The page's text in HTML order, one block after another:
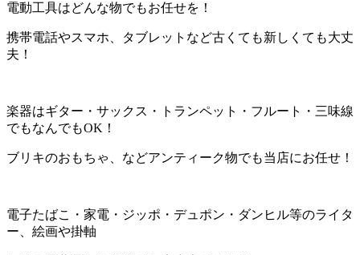
電動工具はどんな物でもお任せを！
携帯電話やスマホ、タブレットなど古くても新しくても大丈
夫！
楽器はギター・サックス・トランペット・フルート・三味線
でもなんでもOK！
ブリキのおもちゃ、などアンティーク物でも当店にお任せ！
電子たばこ・家電・ジッポ・デュポン・ダンヒル等のライタ
ー、絵画や掛軸